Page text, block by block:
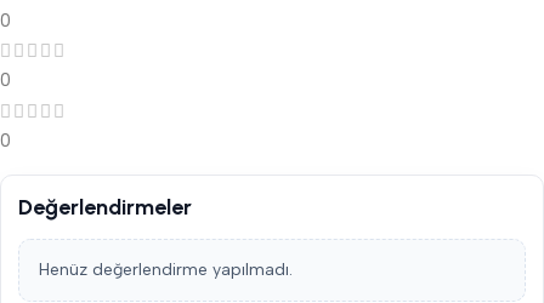
0
0
0
Değerlendirmeler
Henüz değerlendirme yapılmadı.